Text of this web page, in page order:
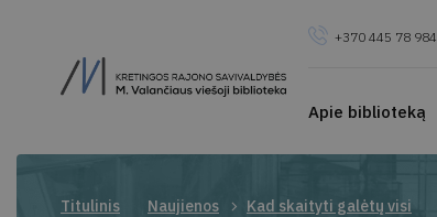
+370 445 78 984
Apie biblioteką
Titulinis Naujienos Kad skaityti galėtų visi